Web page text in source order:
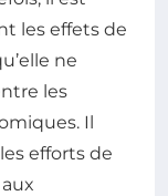
les effets de
ne
les
Il
efforts de